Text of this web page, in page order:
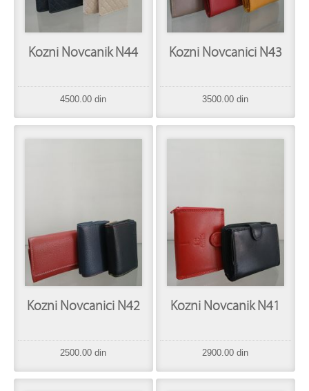
Kozni Novcanik N44
4500.00 din
Kozni Novcanici N43
3500.00 din
Kozni Novcanici N42
2500.00 din
Kozni Novcanik N41
2900.00 din